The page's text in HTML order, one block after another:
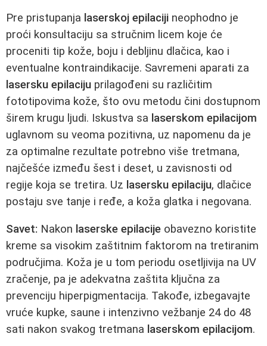
Pre pristupanja laserskoj epilaciji neophodno je
proći konsultaciju sa stručnim licem koje će
proceniti tip kože, boju i debljinu dlačica, kao i
eventualne kontraindikacije. Savremeni aparati za
lasersku epilaciju prilagođeni su različitim
fototipovima kože, što ovu metodu čini dostupnom
širem krugu ljudi. Iskustva sa laserskom epilacijom
uglavnom su veoma pozitivna, uz napomenu da je
za optimalne rezultate potrebno više tretmana,
najčešće između šest i deset, u zavisnosti od
regije koja se tretira. Uz lasersku epilaciju, dlačice
postaju sve tanje i ređe, a koža glatka i negovana.
Savet: Nakon laserske epilacije obavezno koristite
kreme sa visokim zaštitnim faktorom na tretiranim
područjima. Koža je u tom periodu osetljivija na UV
zračenje, pa je adekvatna zaštita ključna za
prevenciju hiperpigmentacija. Takođe, izbegavajte
vruće kupke, saune i intenzivno vežbanje 24 do 48
sati nakon svakog tretmana laserskom epilacijom.